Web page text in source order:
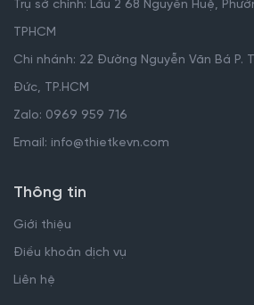
Trụ sở chính: Lầu 2 68 Nguyễn Huệ,
TPHCM
Chi nhánh: 22 Đường Nguyễn Văn Bá P.
Đức, TP.HCM
Zalo: 0969 959 716
Email: info@thietkevn.com
Thông tin
Giới thiệu
Điều khoản dịch vụ
Liên hệ